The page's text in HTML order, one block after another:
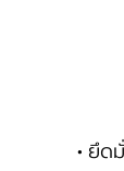
ยึด